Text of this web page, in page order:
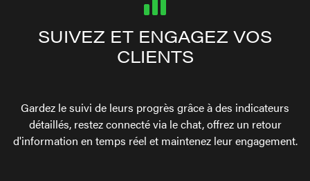
SUIVEZ ET ENGAGEZ VOS
CLIENTS
Gardez le suivi de leurs progrès grâce à des indicateurs
détaillés, restez connecté via le chat, offrez un retour
d'information en temps réel et maintenez leur engagement.